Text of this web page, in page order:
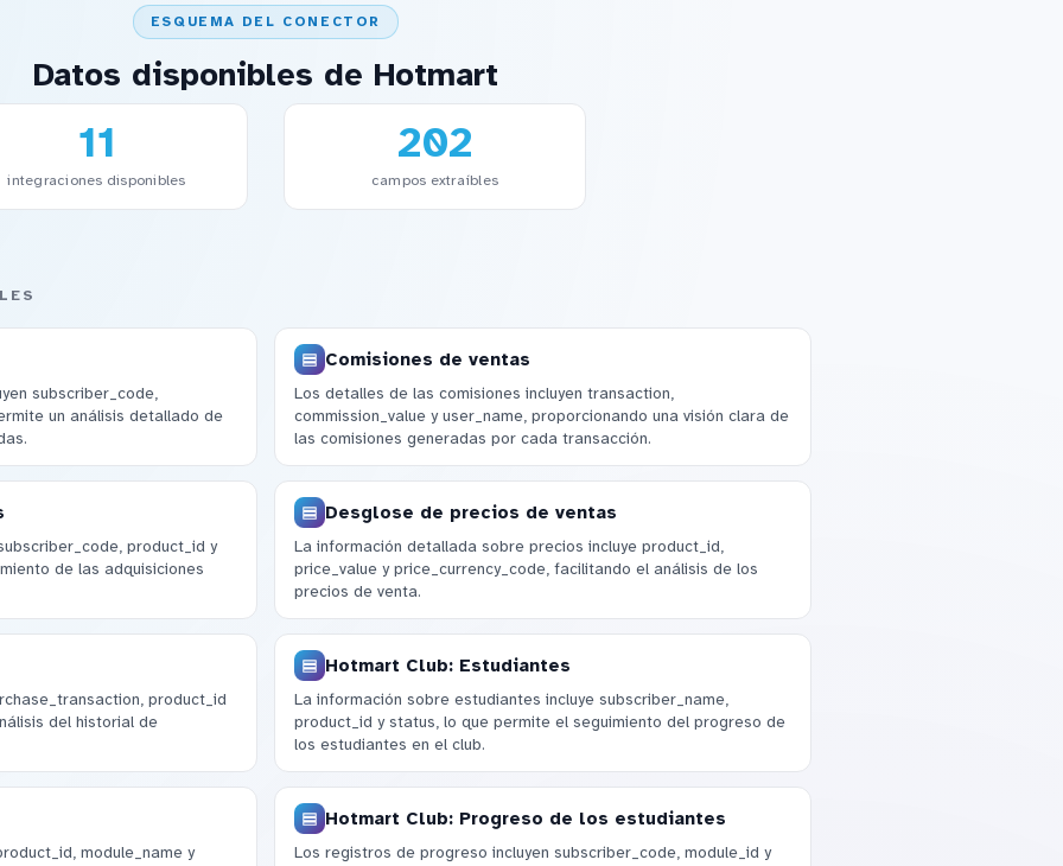
ESQUEMA DEL CONECTOR
Datos disponibles de Hotmart
11
integraciones disponibles
202
campos extraíbles
subscriber_code,
un análisis detallado de
Comisiones de ventas
Los detalles de las comisiones incluyen transaction,
commission_value y user_name, proporcionando una visión clara de
las comisiones generadas por cada transacción.
product_id y
de las adquisiciones
Desglose de precios de ventas
La información detallada sobre precios incluye product_id,
price_value y price_currency_code, facilitando el análisis de los
precios de venta.
product_id
del historial de
Hotmart Club: Estudiantes
La información sobre estudiantes incluye subscriber_name,
product_id y status, lo que permite el seguimiento del progreso de
los estudiantes en el club.
module_name y
Hotmart Club: Progreso de los estudiantes
Los registros de progreso incluyen subscriber_code, module_id y